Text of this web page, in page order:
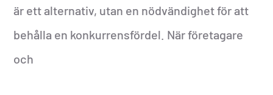
är ett alternativ, utan en nödvändighet för att
behålla en konkurrensfördel. När företagare
och